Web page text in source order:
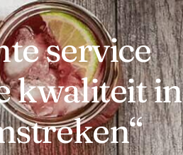
service
kwaliteit in